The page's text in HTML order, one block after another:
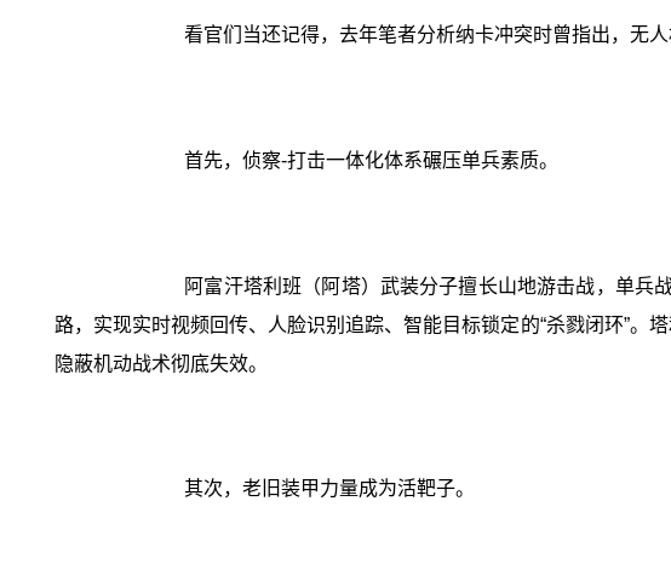
看官们当还记得，去年笔者分析纳卡冲突时曾指出，无
首先，侦察-打击一体化体系碾压单兵素质。
阿富汗塔利班（阿塔）武装分子擅长山地游击战，单兵
路，实现实时视频回传、人脸识别追踪、智能目标锁定的“杀戮闭环”。
隐蔽机动战术彻底失效。
其次，老旧装甲力量成为活靶子。